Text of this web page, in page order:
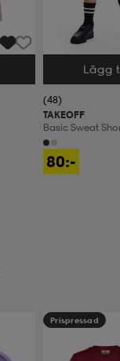
Välj storlek
Lägg
(48)
TAKEOFF
Basic Sweat
80:-
Prispressad